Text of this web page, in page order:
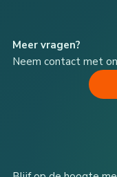
Meer vragen?
Neem contact met